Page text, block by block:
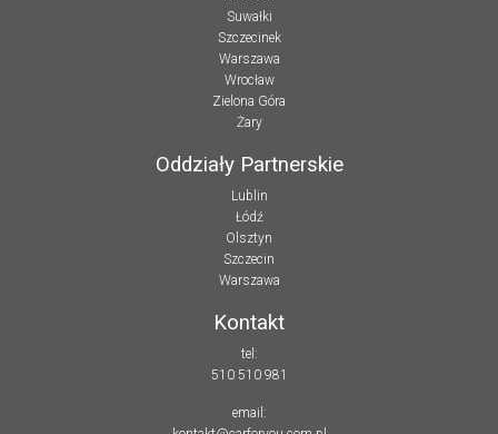
Suwałki
Szczecinek
Warszawa
Wrocław
Zielona Góra
Żary
Oddziały Partnerskie
Lublin
Łódź
Olsztyn
Szczecin
Warszawa
Kontakt
tel:
510 510 981
email: